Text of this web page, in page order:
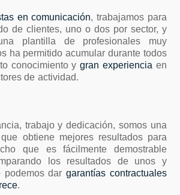
en comunicación, trabajamos para
de clientes, uno o dos por sector, y
plantilla de profesionales muy
ha permitido acumular durante todos
conocimiento ygran experiencia en
de actividad.
trabajo y dedicación, somos una
obtiene mejores resultados para
que es fácilmente demostrable
los resultados de unos y
podemos dar garantías contractuales
.